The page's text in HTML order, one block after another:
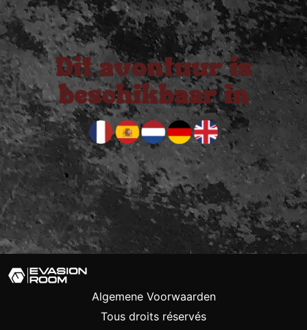
Dit avontuur is
beschikbaar in
Algemene Voorwaarden
Tous droits réservés